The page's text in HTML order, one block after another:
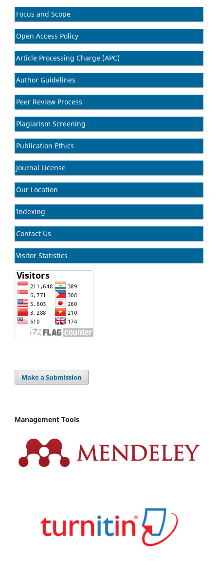
Focus and Scope
Open Access Policy
Article Processing Charge (APC)
Author Guidelines
Peer Review Process
Plagiarism Screening
Publication Ethics
Journal License
Our Location
Indexing
Contact Us
Visitor Statistics
Make a Submission
Management Tools